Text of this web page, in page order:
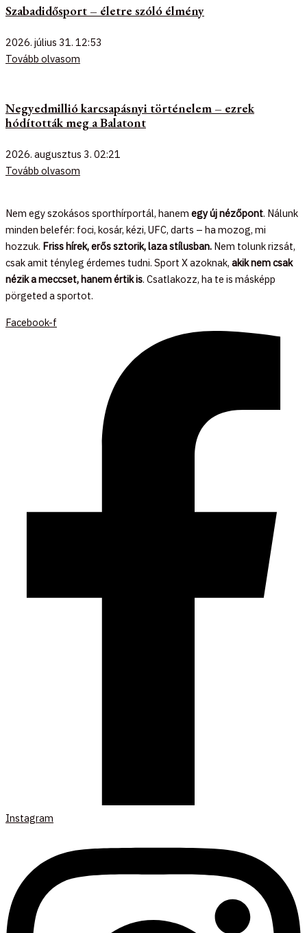
Szabadidősport – életre szóló élmény
2026. július 31. 12:53
Tovább olvasom
Negyedmillió karcsapásnyi történelem – ezrek
hódították meg a Balatont
2026. augusztus 3. 02:21
Tovább olvasom
Nem egy szokásos sporthírportál, hanem egy új nézőpont. Nálunk
minden belefér: foci, kosár, kézi, UFC, darts – ha mozog, mi
hozzuk. Friss hírek, erős sztorik, laza stílusban. Nem tolunk rizsát,
csak amit tényleg érdemes tudni. Sport X azoknak, akik nem csak
nézik a meccset, hanem értik is. Csatlakozz, ha te is másképp
pörgeted a sportot.
Facebook-f
Instagram